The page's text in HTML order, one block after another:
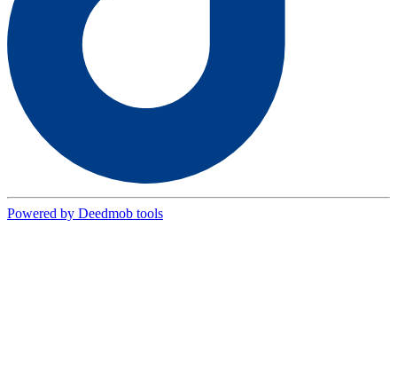
Powered by Deedmob tools